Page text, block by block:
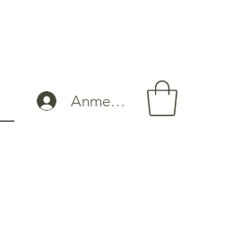
Anmelden